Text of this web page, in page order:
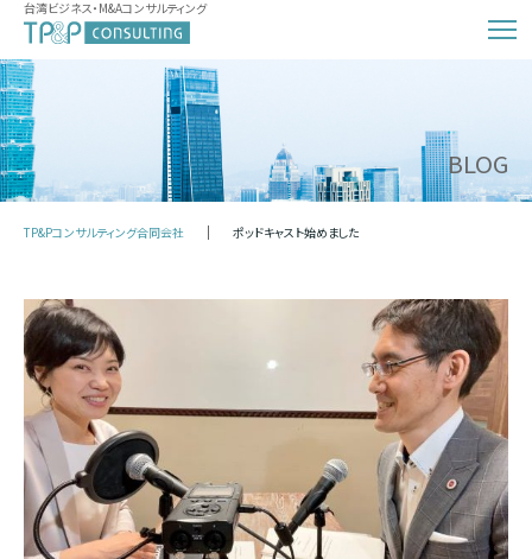
台湾ビジネス・M&Aコンサルティング
BLOG
TP&Pコンサルティング合同会社 ポッドキャスト始めました